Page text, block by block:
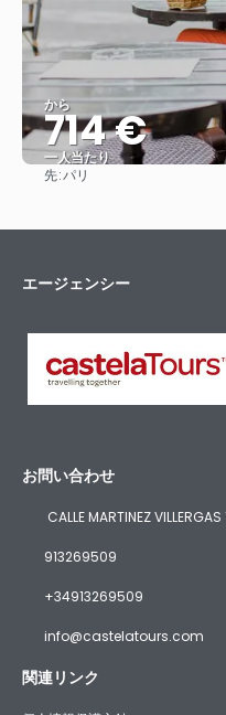
から
714 €
一人当たり
先:パリ
エージェンシー
お問い合わせ
CALLE MARTINEZ
913269509
+34913269509
info@castelatours.com
関連リンク